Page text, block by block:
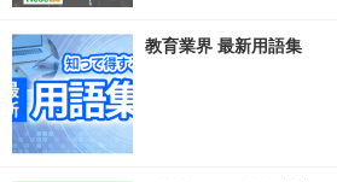
教育業界 最新用語集